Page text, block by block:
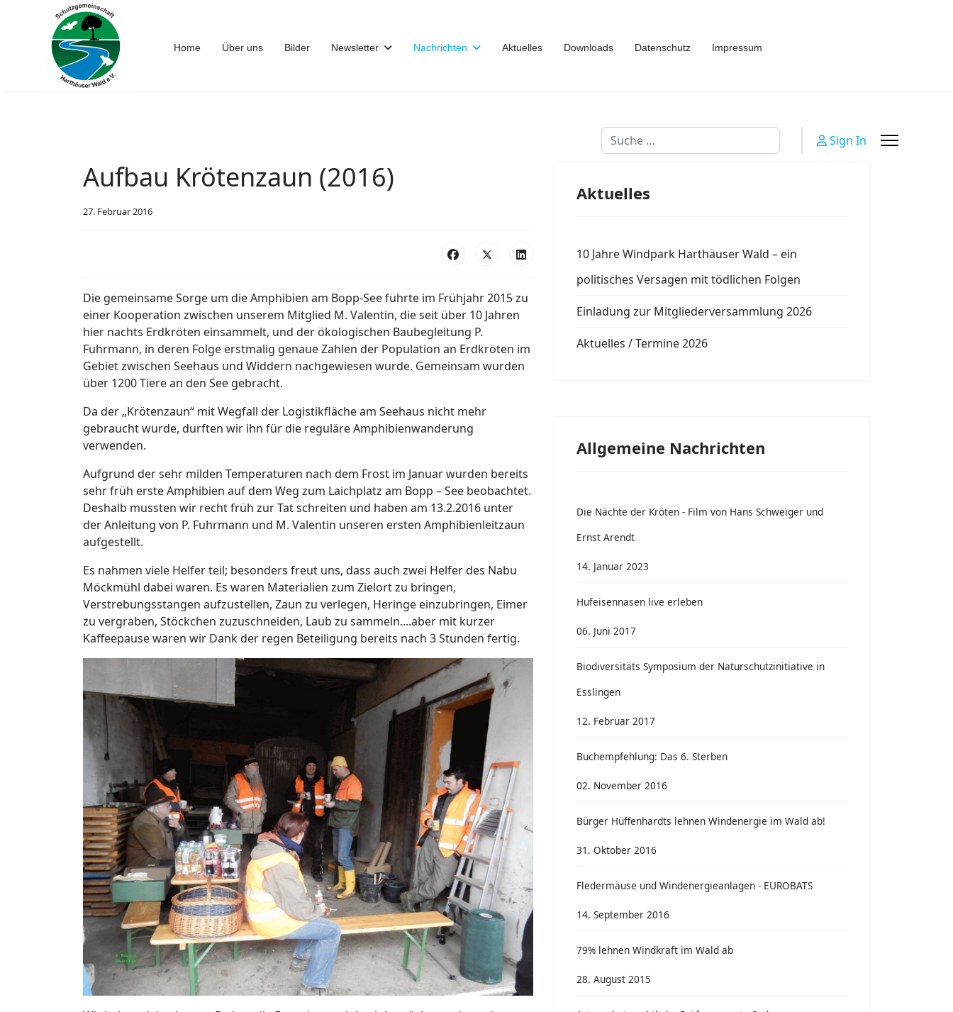
Home Über uns Bilder Newsletter Nachrichten Aktuelles Downloads Datenschutz Impressum
Suchen Sign In
Aufbau Krötenzaun (2016)
27. Februar 2016
Die gemeinsame Sorge um die Amphibien am Bopp-See führte im Frühjahr 2015 zu
einer Kooperation zwischen unserem Mitglied M. Valentin, die seit über 10 Jahren
hier nachts Erdkröten einsammelt, und der ökologischen Baubegleitung P.
Fuhrmann, in deren Folge erstmalig genaue Zahlen der Population an Erdkröten im
Gebiet zwischen Seehaus und Widdern nachgewiesen wurde. Gemeinsam wurden
über 1200 Tiere an den See gebracht.
Da der „Krötenzaun“ mit Wegfall der Logistikfläche am Seehaus nicht mehr
gebraucht wurde, durften wir ihn für die reguläre Amphibienwanderung
verwenden.
Aufgrund der sehr milden Temperaturen nach dem Frost im Januar wurden bereits
sehr früh erste Amphibien auf dem Weg zum Laichplatz am Bopp – See beobachtet.
Deshalb mussten wir recht früh zur Tat schreiten und haben am 13.2.2016 unter
der Anleitung von P. Fuhrmann und M. Valentin unseren ersten Amphibienleitzaun
aufgestellt.
Es nahmen viele Helfer teil; besonders freut uns, dass auch zwei Helfer des Nabu
Möckmühl dabei waren. Es waren Materialien zum Zielort zu bringen,
Verstrebungsstangen aufzustellen, Zaun zu verlegen, Heringe einzubringen, Eimer
zu vergraben, Stöckchen zuzuschneiden, Laub zu sammeln....aber mit kurzer
Kaffeepause waren wir Dank der regen Beteiligung bereits nach 3 Stunden fertig.
Aktuelles
10 Jahre Windpark Harthäuser Wald – ein
politisches Versagen mit tödlichen Folgen
Einladung zur Mitgliederversammlung 2026
Aktuelles / Termine 2026
Allgemeine Nachrichten
Die Nächte der Kröten - Film von Hans Schweiger und
Ernst Arendt
14. Januar 2023
Hufeisennasen live erleben
06. Juni 2017
Biodiversitäts Symposium der Naturschutzinitiative in
Esslingen
12. Februar 2017
Buchempfehlung: Das 6. Sterben
02. November 2016
Bürger Hüffenhardts lehnen Windenergie im Wald ab!
31. Oktober 2016
Fledermäuse und Windenergieanlagen - EUROBATS
14. September 2016
79% lehnen Windkraft im Wald ab
28. August 2015